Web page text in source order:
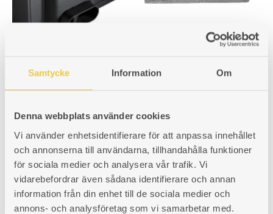
Samtycke Information Om
Denna webbplats använder cookies
Vi använder enhetsidentifierare för att anpassa innehållet
och annonserna till användarna, tillhandahålla funktioner
för sociala medier och analysera vår trafik. Vi
vidarebefordrar även sådana identifierare och annan
information från din enhet till de sociala medier och
annons- och analysföretag som vi samarbetar med.
Idun Nr 1 | Toppmonterat
spjäll
Passar bakåtanluten spis.
Art. nr: 101930110
3 100 kr
Brännjärn Ankarsrum 26 V
För vänstereldad spis
1 423